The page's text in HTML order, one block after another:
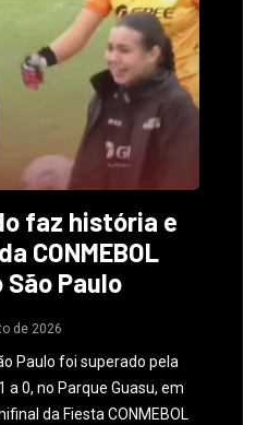
faz história e
CONMEBOL
Paulo
de 2026
Paulo foi superado pela
a 0, no Parque Guasu, em
da Fiesta CONMEBOL